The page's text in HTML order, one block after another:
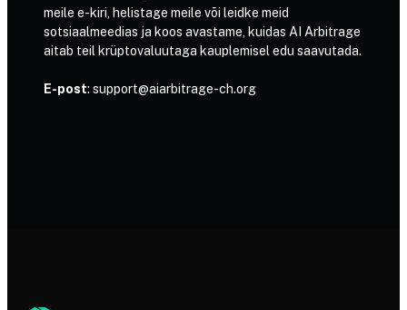
meile e-kiri, helistage meile või leidke meid
sotsiaalmeedias ja koos avastame, kuidas AI Arbitrage
aitab teil krüptovaluutaga kauplemisel edu saavutada.
E-post: support@aiarbitrage-ch.org